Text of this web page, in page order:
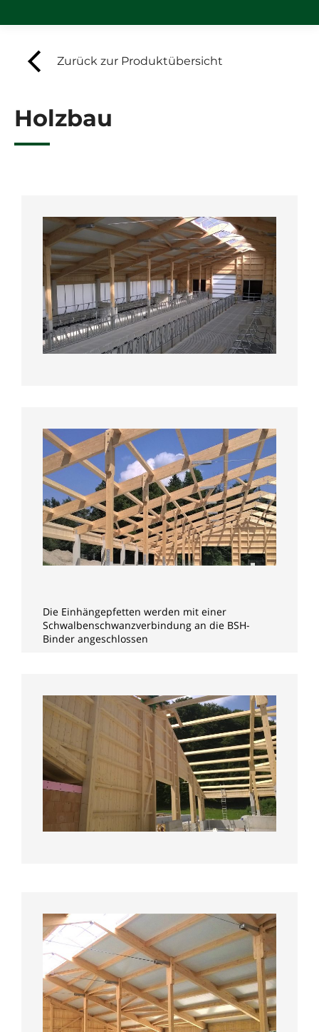
Zurück zur Produktübersicht
Holzbau
Die Einhängepfetten werden mit einer
Schwalbenschwanzverbindung an die BSH-
Binder angeschlossen